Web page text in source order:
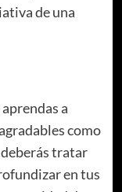
de una
a
como
tratar
en tus